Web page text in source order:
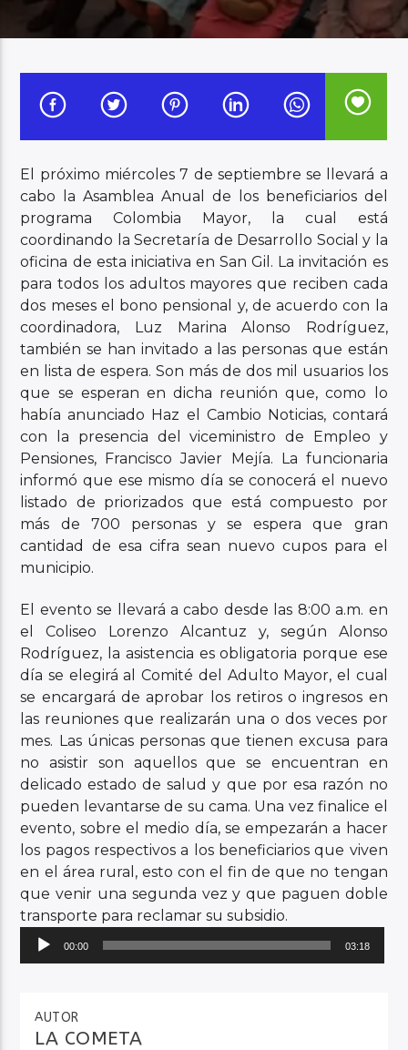
El próximo miércoles 7 de septiembre se llevará a
cabo la Asamblea Anual de los beneficiarios del
programa Colombia Mayor, la cual está
coordinando la Secretaría de Desarrollo Social y la
oficina de esta iniciativa en San Gil. La invitación es
para todos los adultos mayores que reciben cada
dos meses el bono pensional y, de acuerdo con la
coordinadora, Luz Marina Alonso Rodríguez,
también se han invitado a las personas que están
en lista de espera. Son más de dos mil usuarios los
que se esperan en dicha reunión que, como lo
había anunciado Haz el Cambio Noticias, contará
con la presencia del viceministro de Empleo y
Pensiones, Francisco Javier Mejía. La funcionaria
informó que ese mismo día se conocerá el nuevo
listado de priorizados que está compuesto por
más de 700 personas y se espera que gran
cantidad de esa cifra sean nuevo cupos para el
municipio.
El evento se llevará a cabo desde las 8:00 a.m. en
el Coliseo Lorenzo Alcantuz y, según Alonso
Rodríguez, la asistencia es obligatoria porque ese
día se elegirá al Comité del Adulto Mayor, el cual
se encargará de aprobar los retiros o ingresos en
las reuniones que realizarán una o dos veces por
mes. Las únicas personas que tienen excusa para
no asistir son aquellos que se encuentran en
delicado estado de salud y que por esa razón no
pueden levantarse de su cama. Una vez finalice el
evento, sobre el medio día, se empezarán a hacer
los pagos respectivos a los beneficiarios que viven
en el área rural, esto con el fin de que no tengan
que venir una segunda vez y que paguen doble
transporte para reclamar su subsidio.
Reproductor
00:00 03:18
AUTOR
LA COMETA